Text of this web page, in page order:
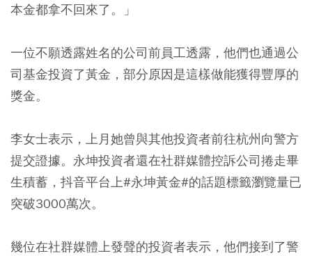
本金都拿不回來了。」
一位不願透露姓名的公司前員工透露，他們也通過公
司基金投資了黃金，部分原因是這樣做能獲得豐厚的
獎金。
李女士表示，上月她曾與其他投資者前往杭州向警方
提交證據。永坤投資者還在社群媒體控訴公司捲走畢
生積蓄，抖音平台上#永坤黃金#的話題標籤瀏覽量已
突破3000萬次。
幾位在社群媒體上發聲的投資者表示，他們接到了警